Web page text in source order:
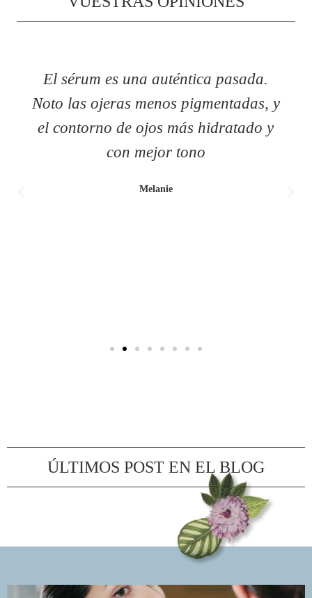
El sérum es una auténtica pasada.
Noto las ojeras menos pigmentadas, y
el contorno de ojos más hidratado y
con mejor tono
Melanie
ÚLTIMOS POST EN EL BLOG